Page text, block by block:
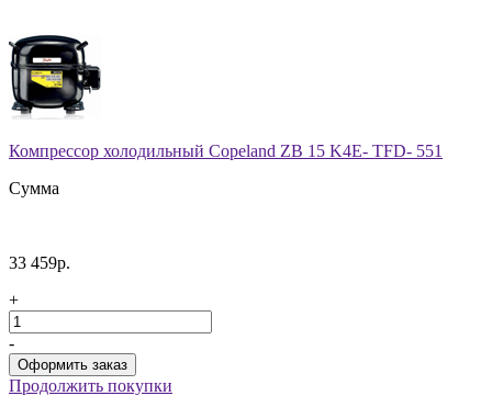
Компрессор холодильный Copeland ZB 15 K4E- TFD- 551
Сумма
33 459р.
+
-
Продолжить покупки